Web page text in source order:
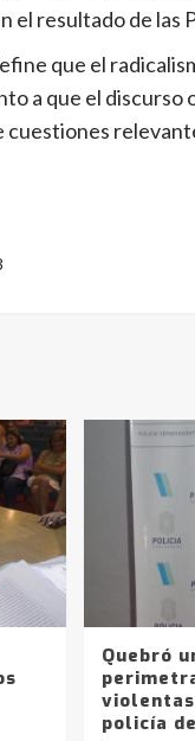
el resultado de las
que el
a que el
cuestiones
Quebró
policía